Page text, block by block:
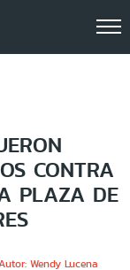
CONTRA
PLAZA DE
Wendy Lucena